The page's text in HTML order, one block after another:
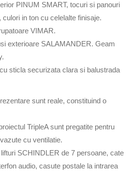
PINUM SMART, tocuri si panouri
in ton cu celelalte finisaje.
VIMAR.
exterioare SALAMANDER. Geam
sticla securizata clara si balustrada
sunt reale, constituind o
TripleA sunt pregatite pentru
cu ventilatie.
SCHINDLER de 7 persoane, cate
audio, casute postale la intrarea